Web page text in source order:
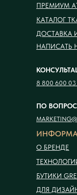
О БРЕНДЕ
БУТИКИ
ДЛЯ
8 800 600 03
ПРЕМИУМ
КАТАЛОГ
ДОСТАВКА
ПО
НАПИСАТЬ